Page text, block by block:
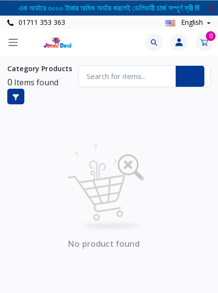
এক অর্ডারে ৩০০০ টাকার অধিক অর্ডার করলেই ডেলিভারী চার্জ সম্পূর্ণ ফ্রী !!! X
01711 353 363 English
0
Category Products
0 Items found
No product found